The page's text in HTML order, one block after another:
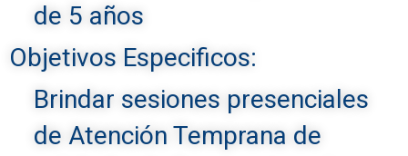
de 5 años
Objetivos Especificos:
Brindar sesiones presenciales
de Atención Temprana de